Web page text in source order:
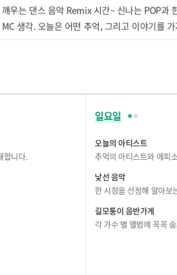
우는 댄스 음악 Remix 시간~ 신나는 POP과
생각. 오늘은 어떤 추억, 그리고 이야기를
합니다.
일요일
오늘의 아티스트
추억의 아티스트와 에피
낯선 음악
한 시점을 선정해 알아보
길모퉁이 음반가게
각 가수 별 앨범에 꼭꼭